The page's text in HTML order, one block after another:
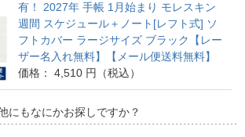
有！ 2027年 手帳 1月始まり モレスキン
週間 スケジュール＋ノート[レフト式] ソ
フトカバー ラージサイズ ブラック【レー
ザー名入れ無料】【メール便送料無料】
価格： 4,510 円（税込）
にもなにかお探しですか？